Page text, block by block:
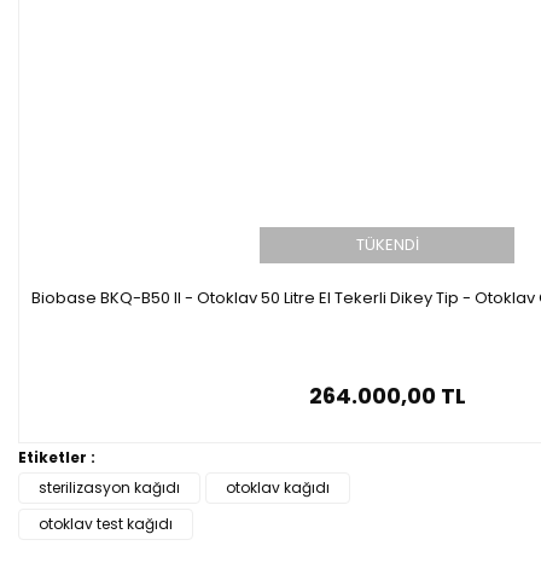
TÜKENDİ
Biobase BKQ-B50 II - Otoklav 50 Litre El Tekerli Dikey Tip - Otoklav
264.000,00 TL
Etiketler :
sterilizasyon kağıdı
otoklav kağıdı
otoklav test kağıdı